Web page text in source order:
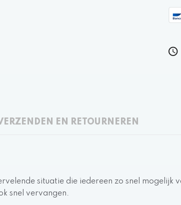
EN RETOURNEREN
situatie die iedereen zo snel mogelijk
snel vervangen.